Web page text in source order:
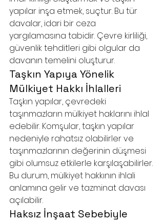
yapılar inşa etmek, suçtur. Bu tür
davalar, idari bir ceza
yargılamasına tabidir. Çevre kirliliği,
güvenlik tehditleri gibi olgular da
davanın temelini oluşturur.
Taşkın Yapıya Yönelik
Mülkiyet Hakkı İhlalleri
Taşkın yapılar, çevredeki
taşınmazların mülkiyet haklarını ihlal
edebilir. Komşular, taşkın yapılar
nedeniyle rahatsız olabilirler ve
taşınmazlarının değerinin düşmesi
gibi olumsuz etkilerle karşılaşabilirler.
Bu durum, mülkiyet hakkının ihlali
anlamına gelir ve tazminat davası
açılabilir.
Haksız İnşaat Sebebiyle